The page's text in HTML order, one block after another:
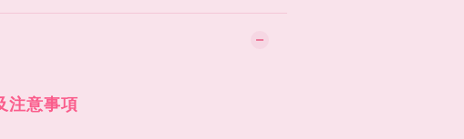
注意事項